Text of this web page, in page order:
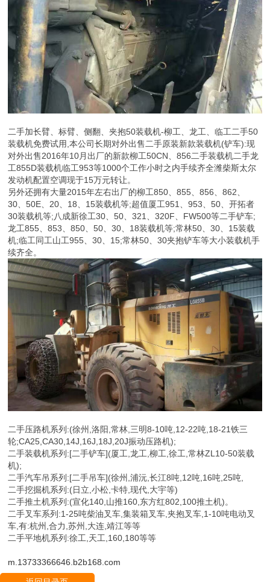
二手加长臂、标臂、侧翻、夹抱50装载机-柳工、龙工、临工二手50
装载机免费试用,本公司长期对外出售二手原装新款装载机(铲车):现
对外出售2016年10月出厂的新款柳工50CN、856二手装载机二手龙
工855D装载机临工953等1000个工作小时之内手续齐全潍柴斯太尔
发动机配置空调现于15万元转让。
另外还拥有大量2015年左右出厂的柳工850、855、856、862、
30、50E、20、18、15装载机等;超值厦工951、953、50、开拓者
30装载机等;八成新徐工30、50、321、320F、FW500等二手铲车;
龙工855、853、850、50、30、18装载机等;常林50、30、15装载
机;临工同工山工955、30、15;常林50、30夹抱铲车等大小装载机手
续齐全。
二手压路机系列:(徐州,洛阳,常林,三明8-10吨,12-22吨,18-21铁三
轮;CA25,CA30,14J,16J,18J,20J振动压路机);
二手装载机系列:[二手铲车](厦工,龙工,柳工,徐工,常林ZL10-50装载
机);
二手汽车吊系列:[二手吊车](徐州,浦沅,长江8吨,12吨,16吨,25吨,
二手挖掘机系列:(日立,小松,卡特,现代,大宇等)
二手推土机系列:(宣化140,山推160,东方红802,100推土机)。
二手叉车系列:1-25吨柴油叉车,集装箱叉车,夹抱叉车,1-10吨电动叉
车,有:杭州,合力,苏州,大连,靖江等等
二手平地机系列:徐工,天工,160,180等等
m.13733366646.b2b168.com